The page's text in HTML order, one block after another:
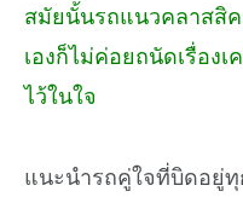
สมัยนั้นรถแนวคลาสสิ
เองก็ไม่ค่อยถนัดเรื่องเ
ไว้ในใจ
แนะนำรถคู่ใจที่บิดอยู่